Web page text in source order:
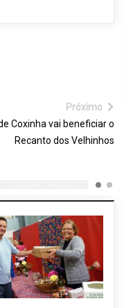
Próximo
Coxinha vai beneficiar o
Recanto dos Velhinhos